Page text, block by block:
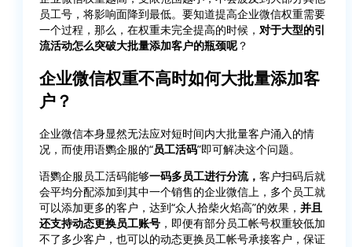
员工号，将影响面降到最低。要知道提高企业微信权重需要
一个过程，那么，在权重未完全提高的时候， 对于大型的引
流活动怎么突破大批量添加客户的瓶颈呢 ？
企业微信权重不高时如何大批量添加客
户？
企业微信本身显然无法应对短时间内大批量客户涌入的情
况，而使用语鹦企服的“员工活码”即可解决这个问题。
语鹦企服员工活码能够一码多员工进行分流， 客户扫码后就
会平均分配添加到其中一个销售的企业微信上，多个员工就
可以添加更多的客户，达到“众人拾柴火焰高”的效果， 并且
还支持动态更换员工账号 ，即便有部分员工帐号权重较低加
不了多少客户，也可以的动态更换员工帐号承接客户，保证